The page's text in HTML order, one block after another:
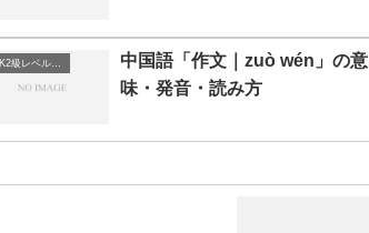
中国語「作文｜zuò wén」の意
味・発音・読み方